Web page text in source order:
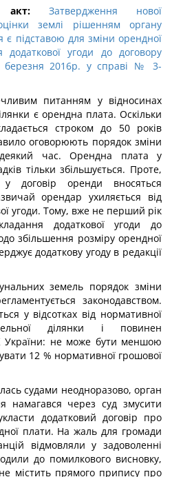
акт: Затвердження нової
землі рішенням органу
є підставою для зміни орендної
угоди до договору
березня 2016р. у справі № 3-
питанням у відносинах
є орендна плата. Оскільки
строком до 50 років
оговорюють порядок зміни
час. Орендна плата у
тільки збільшується. Проте,
договір оренди вносяться
орендар ухиляється від
угоди. Тому, вже не перший рік
додаткової угоди до
збільшення розміру орендної
додаткову угоду в редакції
земель порядок зміни
законодавством.
у відсотках від нормативної
ділянки і повинен
України: не може бути меншою
12 % нормативної грошової
судами неодноразово, орган
намагався через суд змусити
додатковий договір про
плати. На жаль для громади
відмовляли у задоволенні
до помилкового висновку,
містить прямого припису про